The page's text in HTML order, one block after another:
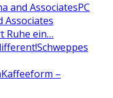
PC
Associates
Ruhe ein…
Schweppes
Kaffeeform –